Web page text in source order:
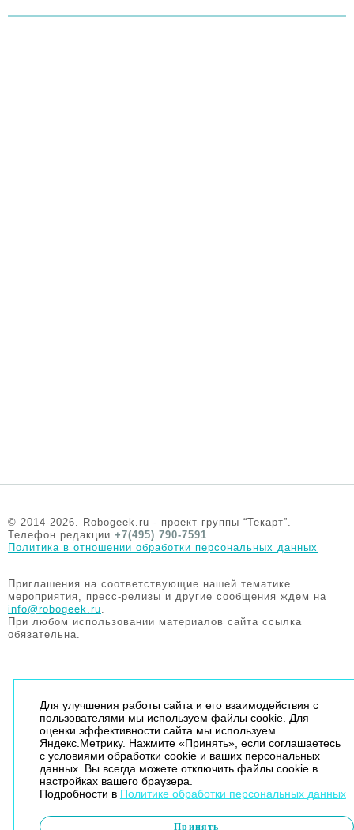
© 2014-2026. Robogeek.ru - проект группы “Текарт”.
Телефон редакции +7(495) 790-7591
Политика в отношении обработки персональных данных
Приглашения на соответствующие нашей тематике
мероприятия, пресс-релизы и другие сообщения ждем на
info@robogeek.ru.
При любом использовании материалов сайта ссылка
обязательна.
Для улучшения работы сайта и его взаимодействия с
пользователями мы используем файлы cookie. Для
оценки эффективности сайта мы используем
Яндекс.Метрику. Нажмите «Принять», если соглашаетесь
с условиями обработки cookie и ваших персональных
данных. Вы всегда можете отключить файлы cookie в
настройках вашего браузера.
Подробности в Политике обработки персональных данных
Принять